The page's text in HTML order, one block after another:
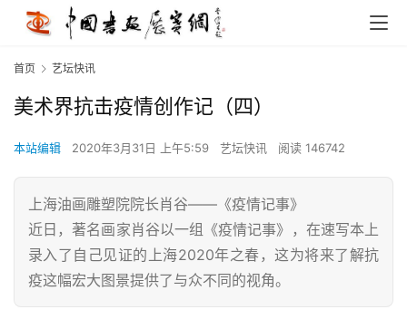
首页 艺坛快讯
美术界抗击疫情创作记（四）
本站编辑 2020年3月31日 上午5:59 艺坛快讯 阅读 146742
上海油画雕塑院院长肖谷——《疫情记事》
近日，著名画家肖谷以一组《疫情记事》，在速写本上
录入了自己见证的上海2020年之春，这为将来了解抗
疫这幅宏大图景提供了与众不同的视角。